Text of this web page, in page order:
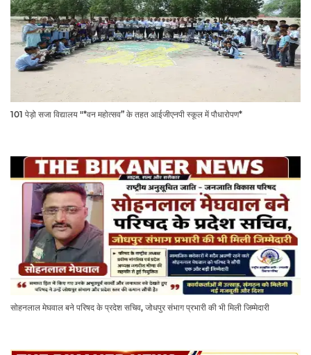
101 पेड़ो सजा विद्यालय "*वन महोत्सव” के तहत आईजीएनपी स्कूल में पौधारोपण*
सोहनलाल मेघवाल बने परिषद के प्रदेश सचिव, जोधपुर संभाग प्रभारी की भी मिली जिम्मेदारी